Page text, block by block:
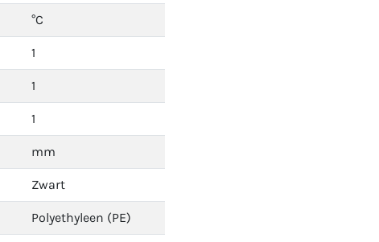
°C
1
1
1
mm
Zwart
Polyethyleen (PE)